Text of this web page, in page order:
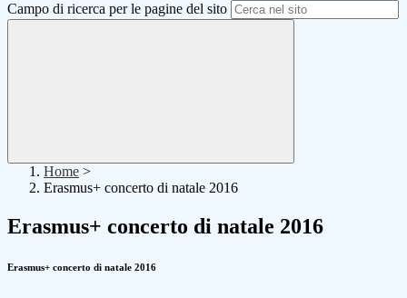
Campo di ricerca per le pagine del sito
Home >
Erasmus+ concerto di natale 2016
Erasmus+ concerto di natale 2016
Erasmus+ concerto di natale 2016